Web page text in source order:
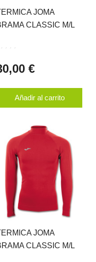
JOMA
CLASSIC M/L
€
Añadir al carrito
JOMA
CLASSIC M/L